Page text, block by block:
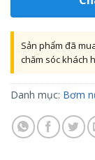
Sản phẩm đã
chăm sóc khách
Danh mục: Bơm